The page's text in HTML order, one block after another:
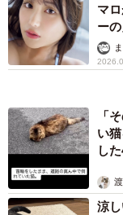
マ
ー
「
い
し
涼